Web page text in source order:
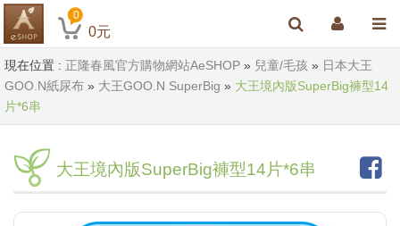
0
0元
現在位置 : 正隆春風官方購物網站AeSHOP » 兒童/毛孩 » 日本大王
GOO.N紙尿布 » 大王GOO.N SuperBig » 大王境內版SuperBig褲型14
片*6串
大王境內版SuperBig褲型14片*6串